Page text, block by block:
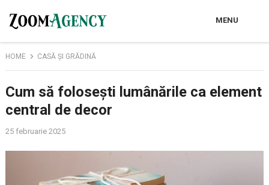
MENU
HOME CASĂ ȘI GRĂDINĂ
Cum să folosești lumânările ca element
central de decor
25 februarie 2025